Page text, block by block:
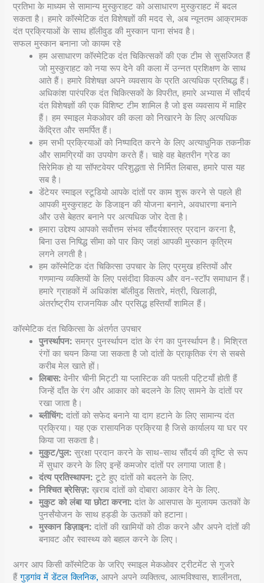
प्रतिभा के माध्यम से सामान्य मुस्कुराहट को असाधारण मुस्कुराहट में बदल
सकता है। हमारे कॉस्मेटिक दंत विशेषज्ञों की मदद से, अब न्यूनतम आक्रामक
दंत प्रक्रियाओं के साथ हॉलीवुड की मुस्कान पाना संभव है।
सफल मुस्कान बनाना जो कायम रहे
हम असाधारण कॉस्मेटिक दंत चिकित्सकों की एक टीम से सुसज्जित हैं
जो मुस्कुराहट को नया रूप देने की कला में उन्नत प्रशिक्षण के साथ
आते हैं। हमारे विशेषज्ञ अपने व्यवसाय के प्रति अत्यधिक प्रतिबद्ध हैं।
अधिकांश पारंपरिक दंत चिकित्सकों के विपरीत, हमारे अभ्यास में सौंदर्य
दंत विशेषज्ञों की एक विशिष्ट टीम शामिल है जो इस व्यवसाय में माहिर
हैं। हम स्माइल मेकओवर की कला को निखारने के लिए अत्यधिक
केंद्रित और समर्पित हैं।
हम सभी प्रक्रियाओं को निष्पादित करने के लिए अत्याधुनिक तकनीक
और सामग्रियों का उपयोग करते हैं। चाहे वह बेहतरीन ग्रेड का
सिरेमिक हो या सॉफ्टवेयर परिशुद्धता से निर्मित लिबास, हमारे पास यह
सब है।
डेंटेयर स्माइल स्टूडियो आपके दांतों पर काम शुरू करने से पहले ही
आपकी मुस्कुराहट के डिजाइन की योजना बनाने, अवधारणा बनाने
और उसे बेहतर बनाने पर अत्यधिक जोर देता है।
हमारा उद्देश्य आपको सर्वोत्तम संभव सौंदर्यशास्त्र प्रदान करना है,
बिना उस निषिद्ध सीमा को पार किए जहां आपकी मुस्कान कृत्रिम
लगने लगती है।
हम कॉस्मेटिक दंत चिकित्सा उपचार के लिए प्रमुख हस्तियों और
गणमान्य व्यक्तियों के लिए पसंदीदा विकल्प और वन-स्टॉप समाधान हैं।
हमारे ग्राहकों में अधिकांश बॉलीवुड सितारे, मंत्री, खिलाड़ी,
अंतर्राष्ट्रीय राजनयिक और प्रसिद्ध हस्तियाँ शामिल हैं।
कॉस्मेटिक दंत चिकित्सा के अंतर्गत उपचार
पुनर्स्थापन: समग्र पुनर्स्थापन दांत के रंग का पुनर्स्थापन है। मिश्रित
रंगों का चयन किया जा सकता है जो दांतों के प्राकृतिक रंग से सबसे
करीब मेल खाते हों।
लिबास: वेनीर चीनी मिट्टी या प्लास्टिक की पतली पट्टियाँ होती हैं
जिन्हें दाँत के रंग और आकार को बदलने के लिए सामने के दांतों पर
रखा जाता है।
ब्लीचिंग: दांतों को सफेद बनाने या दाग हटाने के लिए सामान्य दंत
प्रक्रिया। यह एक रासायनिक प्रक्रिया है जिसे कार्यालय या घर पर
किया जा सकता है।
मुकुट/पुल: सुरक्षा प्रदान करने के साथ-साथ सौंदर्य की दृष्टि से रूप
में सुधार करने के लिए इन्हें कमजोर दांतों पर लगाया जाता है।
दंत्य प्रतिस्थापन: टूटे हुए दांतों को बदलने के लिए.
निश्चित ब्रेसिज़: ख़राब दांतों को दोबारा आकार देने के लिए.
मुकुट को लंबा या छोटा करना: दांत के आसपास के मुलायम ऊतकों के
पुनर्संयोजन के साथ हड्डी के ऊतकों को हटाना।
मुस्कान डिज़ाइन: दांतों की खामियों को ठीक करने और अपने दांतों की
बनावट और स्वास्थ्य को बहाल करने के लिए।
अगर आप किसी कॉस्मेटिक के जरिए स्माइल मेकओवर ट्रीटमेंट से गुजरे
हैंगुड़गांव में डेंटल क्लिनिक, आपने अपने व्यक्तित्व, आत्मविश्वास, शालीनता,